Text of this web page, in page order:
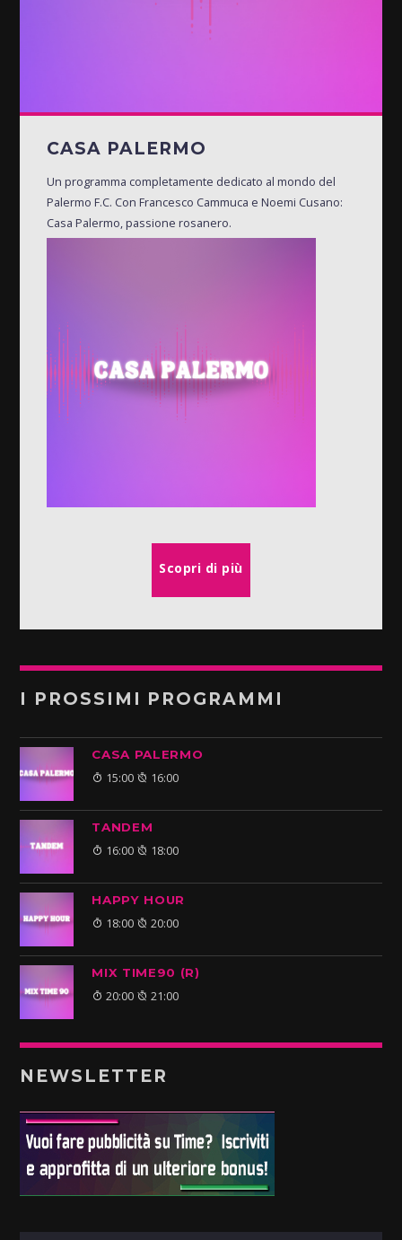
CASA PALERMO
Un programma completamente dedicato al mondo del
Palermo F.C. Con Francesco Cammuca e Noemi Cusano:
Casa Palermo, passione rosanero.
Scopri di più
I PROSSIMI PROGRAMMI
CASA PALERMO
15:00 16:00
TANDEM
16:00 18:00
HAPPY HOUR
18:00 20:00
MIX TIME90 (R)
20:00 21:00
NEWSLETTER